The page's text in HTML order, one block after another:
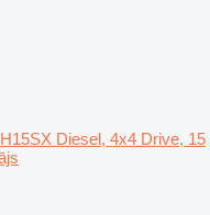
Diesel, 4x4 Drive, 15